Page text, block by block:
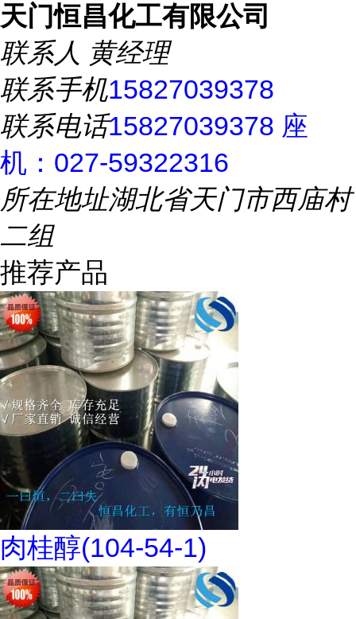
天门恒昌化工有限公司
联系人 黄经理
联系手机15827039378
联系电话15827039378 座
机：027-59322316
所在地址湖北省天门市西庙村
二组
推荐产品
肉桂醇(104-54-1)